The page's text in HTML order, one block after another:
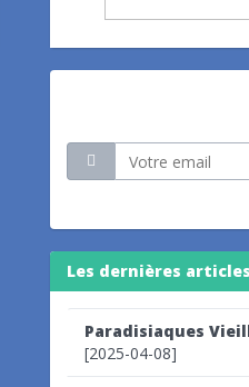
Les dernières
Paradisiaques
[2025-04-08]